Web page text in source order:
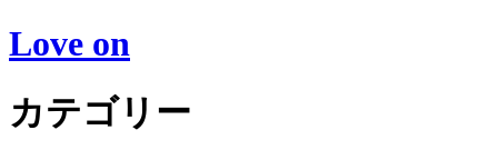
Love on
カテゴリー